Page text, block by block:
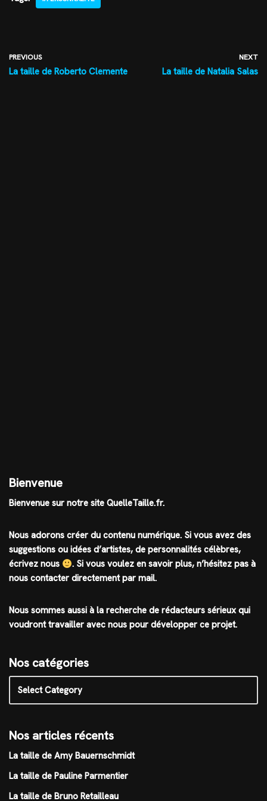
PREVIOUS
La taille de Roberto Clemente
NEXT
La taille de Natalia Salas
Bienvenue
Bienvenue sur notre site QuelleTaille.fr.
Nous adorons créer du contenu numérique. Si vous avez des
suggestions ou idées d’artistes, de personnalités célèbres,
écrivez nous
. Si vous voulez en savoir plus, n’hésitez pas à
nous contacter directement par mail.
Nous sommes aussi à la recherche de rédacteurs sérieux qui
voudront travailler avec nous pour développer ce projet.
Nos catégories
Nos articles récents
La taille de Amy Bauernschmidt
La taille de Pauline Parmentier
La taille de Bruno Retailleau